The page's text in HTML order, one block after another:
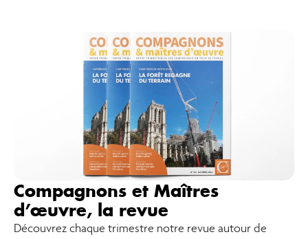
Compagnons et Maîtres
d’œuvre, la revue
Découvrez chaque trimestre notre revue autour de